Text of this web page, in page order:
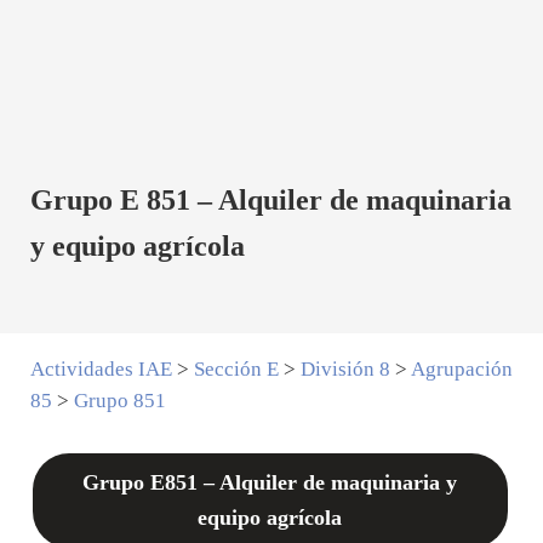
Grupo E 851 – Alquiler de maquinaria
y equipo agrícola
Actividades IAE> Sección E> División 8 > Agrupación
85 > Grupo 851
Grupo E851 – Alquiler de maquinaria y
equipo agrícola